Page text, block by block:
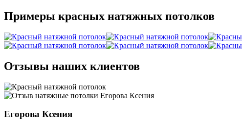
Примеры красных натяжных потолков
Отзывы наших клиентов
Егорова Ксения